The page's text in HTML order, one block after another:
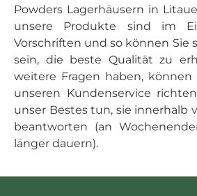
Powders Lagerhäusern in
unsere Produkte sind im
Vorschriften und so können Sie
sein, die beste Qualität zu
weitere Fragen haben, können
unseren Kundenservice
unser Bestes tun, sie innerhalb
beantworten (an
länger dauern).